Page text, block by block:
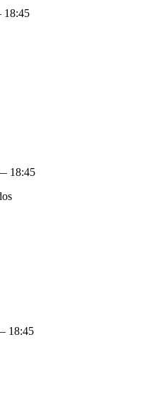
18:45
18:45